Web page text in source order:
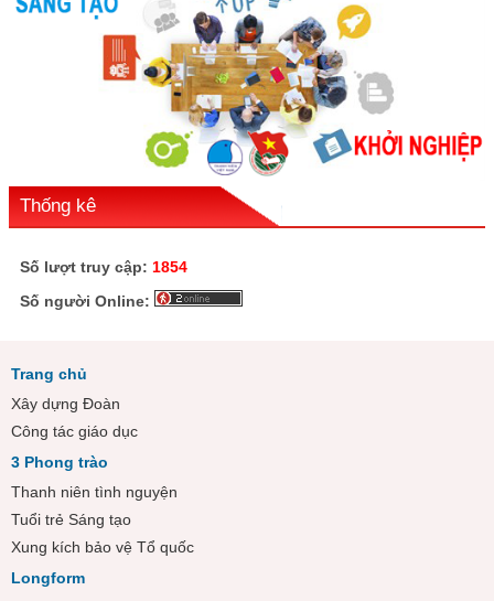
Thống kê
Số lượt truy cập: 1854
Số người Online:
Trang chủ
Xây dựng Đoàn
Công tác giáo dục
3 Phong trào
Thanh niên tình nguyện
Tuổi trẻ Sáng tạo
Xung kích bảo vệ Tổ quốc
Longform